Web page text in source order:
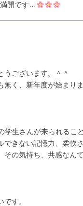
開です…
うございます。＾＾
無く、新年度が始まり
学生さんが来られるこ
できない記憶力、柔
その気持ち、共感なん
す。